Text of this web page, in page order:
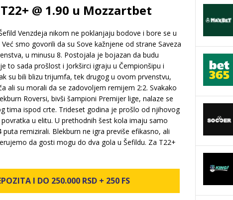
@ 1.90 u Mozzartbet
Venzdeja nikom ne poklanjaju bodove i bore se u
smo govorili da su Sove kažnjene od strane Saveza
u minusu 8. Postojala je bojazan da budu
to sada prošlost i Jorkširci igraju u Čempionšipu i
su bili blizu trijumfa, tek drugog u ovom prvenstvu,
ali su morali da se zadovoljem remijem 2:2. Svakako
Roversi, bivši šampioni Premijer lige, nalaze se
tima ispod crte. Trideset godina je prošlo od njihovog
u elitu. U prethodnih šest kola imaju samo
remizirali. Blekburn ne igra previše efikasno, ali
da gosti mogu do dva gola u Šefildu. Za T22+
I DO 250.000 RSD + 250 FS